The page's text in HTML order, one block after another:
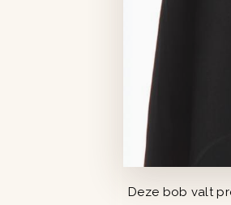
Deze bob valt